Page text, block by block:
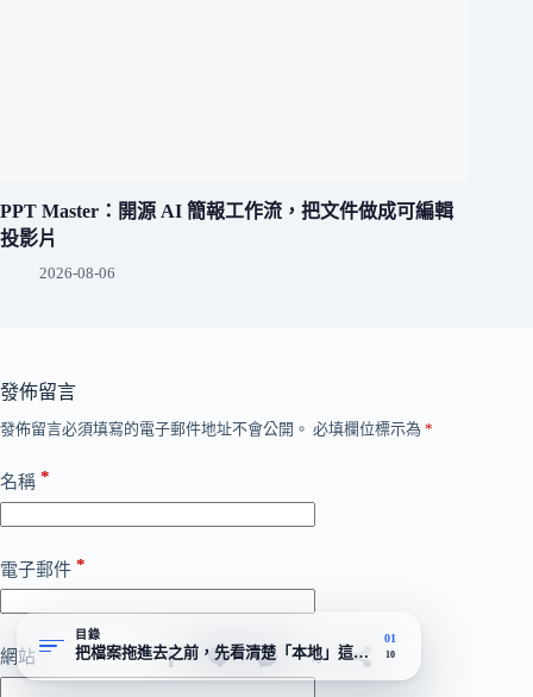
PPT Master：開源 AI 簡報工作流，把文件做成可編輯
投影片
2026-08-06
發佈留言
發佈留言必須填寫的電子郵件地址不會公開。 必填欄位標示為 *
名稱 *
電子郵件 *
網站
目錄
把檔案拖進去之前，先看清楚「本地」這兩個字
01
10